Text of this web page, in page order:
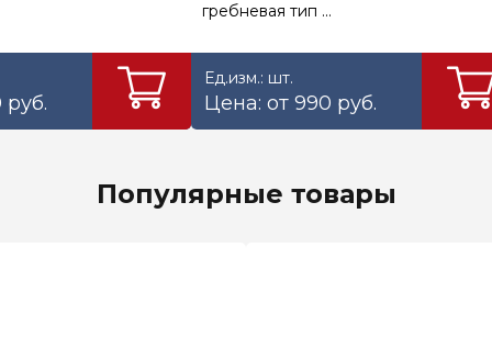
руб.
гребневая тип ...
Ед.изм.: шт.
Цена: от 990 руб.
Популярные товары